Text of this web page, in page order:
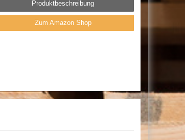
Produktbeschreibung
Zum Amazon Shop